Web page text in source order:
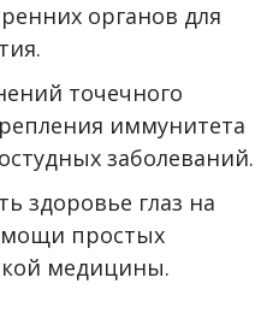
органов для
точечного
иммунитета
заболеваний.
здоровье глаз на
простых
медицины.